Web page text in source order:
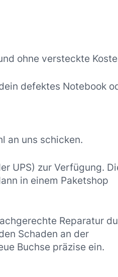
ohne versteckte
defektes Notebook
an uns schicken.
UPS) zur Verfügung.
in einem Paketshop
Reparatur
Schaden an der
Buchse präzise ein.